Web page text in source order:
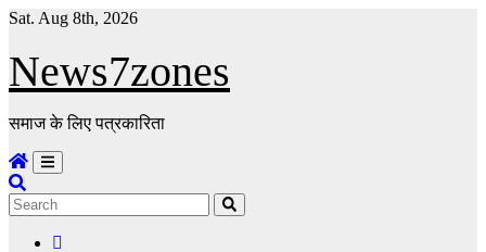
Skip
content
Sat. Aug 8th, 2026
News7zones
समाज के लिए पत्रकारिता